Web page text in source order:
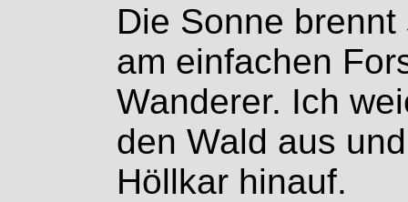
Die Sonne
am einfachen
Wanderer. Ich
den Wald aus
Höllkar hinauf.